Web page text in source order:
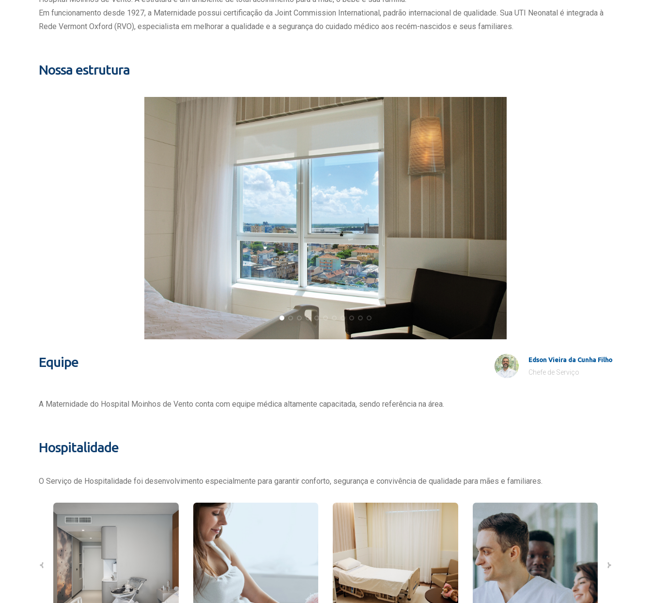
Estrutura de Gestão
Exames - Portal Médico
Quem Somos
Responsabilidade Ambiental
Ambulatório Digital de Nutrição para
Em funcionamento desde 1927, a Maternidade possui certificação da Joint Commission International, padrão internacional de qualidade. Sua UTI Neonatal é integrada à
Rede Vermont Oxford (RVO), especialista em melhorar a qualidade e a segurança do cuidado médico aos recém-nascidos e seus familiares.
Nossa estrutura
Equipe Edson Vieira da Cunha Filho
Chefe de Serviço
A Maternidade do Hospital Moinhos de Vento conta com equipe médica altamente capacitada, sendo referência na área.
Hospitalidade
O Serviço de Hospitalidade foi desenvolvimento especialmente para garantir conforto, segurança e convivência de qualidade para mães e familiares.